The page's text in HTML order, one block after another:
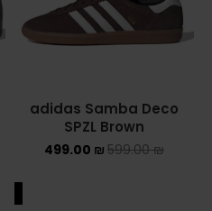
ASICS ONITSUKA TIGER
BALENCIAGA
adidas Samba Deco
SPZL Brown
599.00₪
499.00 ₪